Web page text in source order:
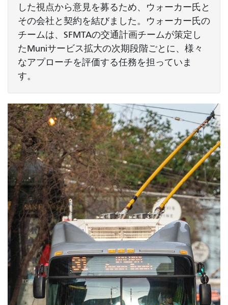
した視点から意見を募るため、ウォーカー氏と
その会社と契約を結びました。ウォーカー氏の
チームは、SFMTAの交通計画チームが策定し
たMuniサービス拡大の次期段階ごとに、様々
なアプローチを評価する任務を担っていま
す。